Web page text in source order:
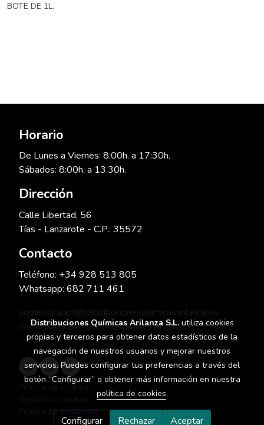
BOTE DE 1L.
Horario
De Lunes a Viernes: 8:00h. a 17:30h.
Sábados: 8:00h. a 13.30h.
Dirección
Calle Libertad, 56
Tías - Lanzarote - C.P.: 35572
Contacto
Teléfono: +34 928 513 805
Whatsapp: 682 711 461
administracion@distribucionesquimicasarilanza.es
comercial@distribucionesquimicasarilanza.es
Política de cookies
Política de privacidad
Distribuciones Químicas Arilanza S.L.utiliza cookies
propias y terceros para obtener datos estadísticos de la
navegación de nuestros usuarios y mejorar nuestros
servicios. Puedes configurar tus preferencias a través del
botón “Configurar” o obtener más información en nuestra
política de cookies.
Configurar Rechazar Aceptar